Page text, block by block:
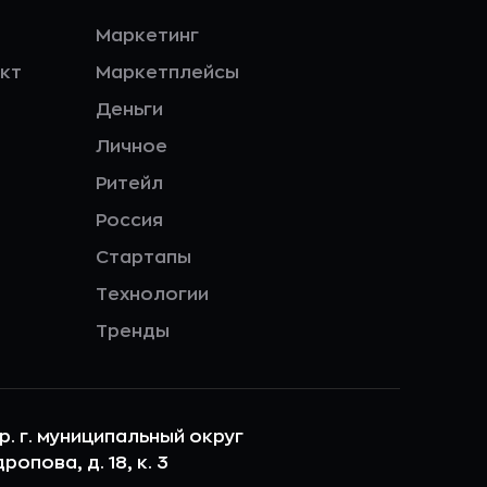
Маркетинг
Маркетплейсы
Деньги
Личное
Ритейл
Россия
Стартапы
Технологии
Тренды
г. муниципальный округ
д. 18, к. 3